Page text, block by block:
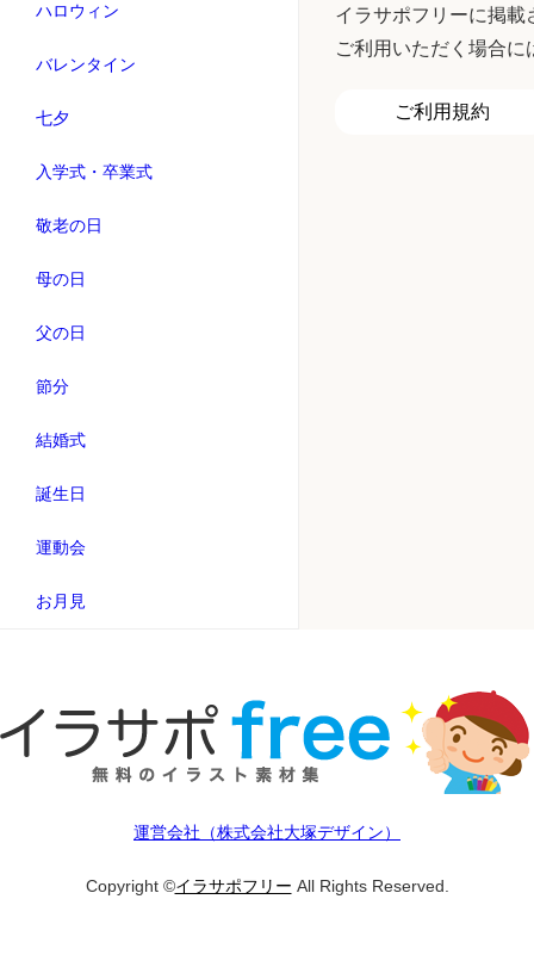
ハロウィン
バレンタイン
七夕
入学式・卒業式
敬老の日
母の日
父の日
節分
結婚式
誕生日
運動会
お月見
イラサポフリーに掲
ご利用いただく場合に
ご利用規約
運営会社（株式会社大塚デザイン）
Copyright ©イラサポフリー All Rights Reserved.